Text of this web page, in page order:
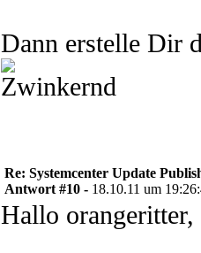
Dann erstelle Dir
Re: Systemcenter Update
Antwort #10 - 18.10.11 um
Hallo orangeritter,